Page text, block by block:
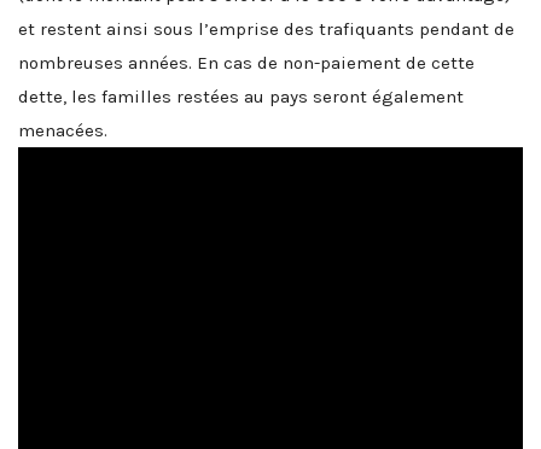
et restent ainsi sous l’emprise des trafiquants pendant de
nombreuses années. En cas de non-paiement de cette
dette, les familles restées au pays seront également
menacées.